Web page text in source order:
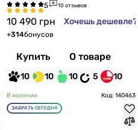
10 отзывов
10 490 грн Хочешь дешевле?
+314бонусов
Купить О товаре
10 10 10 5 10
В наличии Код: 140463
ЗАБРАТЬ СЕГОДНЯ